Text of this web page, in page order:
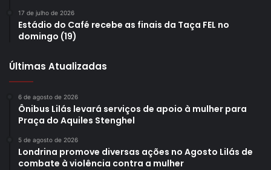
17 de julho de 2026
Estádio do Café recebe as finais da Taça FEL no
domingo (19)
Últimas Atualizadas
6 de agosto de 2026
Ônibus Lilás levará serviços de apoio à mulher para
Praça do Aquiles Stenghel
5 de agosto de 2026
Londrina promove diversas ações no Agosto Lilás de
combate à violência contra a mulher